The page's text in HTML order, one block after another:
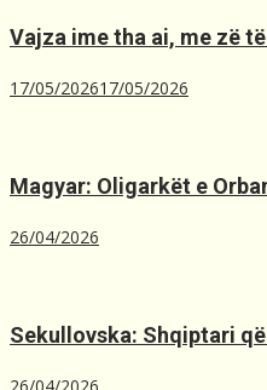
Vajza ime tha ai, me zë
17/05/202617/05/2026
Magyar: Oligarkët e
26/04/2026
Sekullovska: Shqiptari
26/04/2026